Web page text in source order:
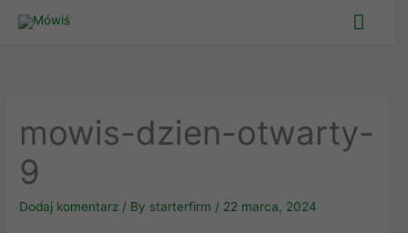
Main
mowis-dzien-otwarty-
9
Dodaj komentarz / By starterfirm / 22 marca, 2024